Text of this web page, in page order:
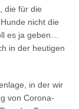
die für die
nicht die
es ja geben…
in der heutigen
in der wir
von Corona-